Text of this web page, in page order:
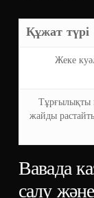
Құжат түрі
Жеке
Тұрғылықты
жайды
Вавада
салу